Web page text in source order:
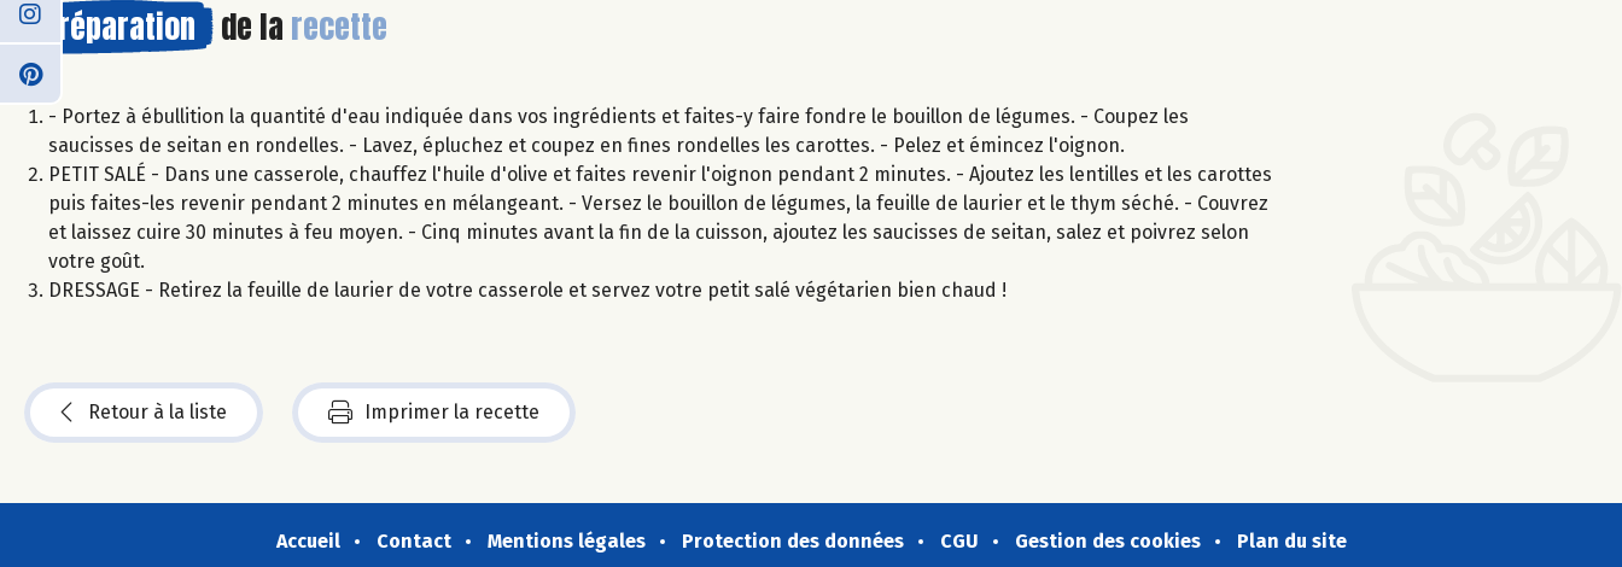
Préparation de la recette
- Portez à ébullition la quantité d'eau indiquée dans vos ingrédients et faites-y faire fondre le bouillon de légumes. - Coupez les
saucisses de seitan en rondelles. - Lavez, épluchez et coupez en fines rondelles les carottes. - Pelez et émincez l'oignon.
PETIT SALÉ - Dans une casserole, chauffez l'huile d'olive et faites revenir l'oignon pendant 2 minutes. - Ajoutez les lentilles et les carottes
puis faites-les revenir pendant 2 minutes en mélangeant. - Versez le bouillon de légumes, la feuille de laurier et le thym séché. - Couvrez
et laissez cuire 30 minutes à feu moyen. - Cinq minutes avant la fin de la cuisson, ajoutez les saucisses de seitan, salez et poivrez selon
votre goût.
DRESSAGE - Retirez la feuille de laurier de votre casserole et servez votre petit salé végétarien bien chaud !
Retour à la liste Imprimer la recette
Accueil Contact Mentions légales Protection des données CGU Gestion des cookies Plan du site